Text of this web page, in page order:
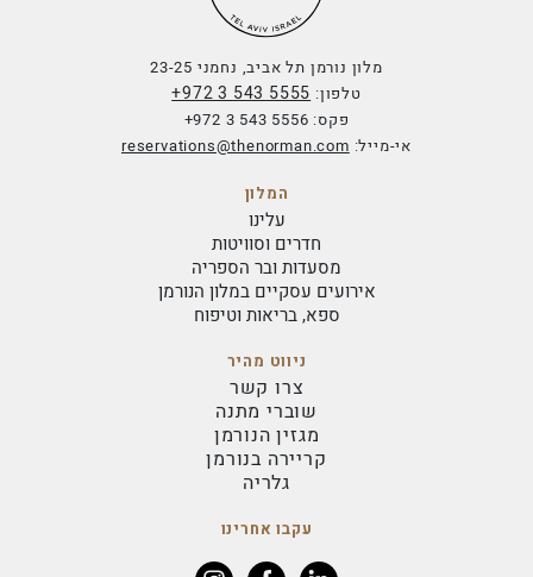
מלון נורמן תל אביב, נחמני 23-25
טלפון: +972 3 543 5555
פקס: +972 3 543 5556
אי-מייל: reservations@thenorman.com
המלון
עלינו
חדרים וסוויטות
מסעדות ובר הספריה
אירועים עסקיים במלון הנורמן
ספא, בריאות וטיפוח
ניווט מהיר
צרו קשר
שוברי מתנה
מגזין הנורמן
קריירה בנורמן
גלריה
עקבו אחרינו